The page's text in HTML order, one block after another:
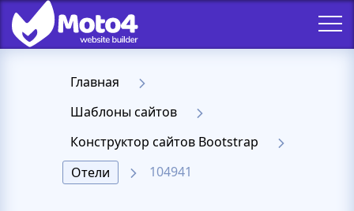
Главная
Шаблоны сайтов
Конструктор сайтов Bootstrap
Отели
104941